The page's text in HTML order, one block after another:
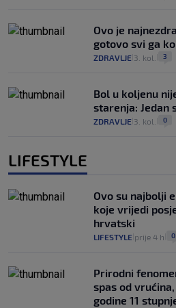
Ovo je
gotovo svi ga
ZDRAVLJE 3. kol. 3
Bol u koljenu
starenja: Jedan
ZDRAVLJE 3. kol. 0
LIFESTYLE
Ovo su najbolji
koje vrijedi
hrvatski
LIFESTYLE prije 4 h 0
Prirodni
spas od
godine 11